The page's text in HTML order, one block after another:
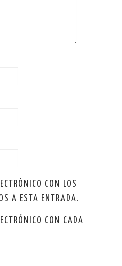
CON LOS
A ESTA ENTRADA.
CON CADA